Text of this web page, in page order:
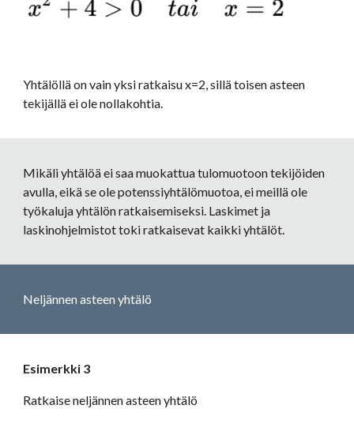
Yhtälöllä on vain yksi ratkaisu x=2, sillä toisen asteen
tekijällä ei ole nollakohtia.
Mikäli yhtälöä ei saa muokattua tulomuotoon tekijöiden
avulla, eikä se ole potenssiyhtälömuotoa, ei meillä ole
työkaluja yhtälön ratkaisemiseksi. Laskimet ja
laskinohjelmistot toki ratkaisevat kaikki yhtälöt.
Neljännen asteen yhtälö
Esimerkki 3
Ratkaise neljännen asteen yhtälö